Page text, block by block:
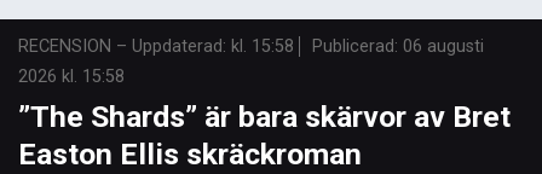
RECENSION – Uppdaterad: kl. 15:58 Publicerad: 06 augusti
2026 kl. 15:58
”The Shards” är bara skärvor av Bret
Easton Ellis skräckroman